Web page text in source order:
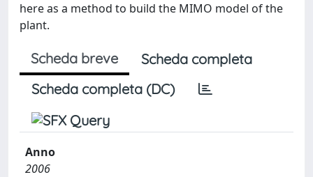
here as a method to build the MIMO model of the
plant.
Scheda breve
Scheda completa
Scheda completa (DC)
Anno
2006